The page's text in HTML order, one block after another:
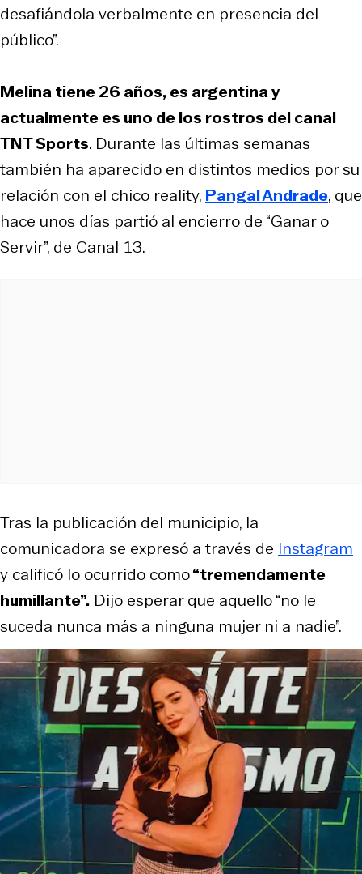
desafiándola verbalmente en presencia del
público”.
Melina tiene 26 años, es argentina y
actualmente es uno de los rostros del canal
TNT Sports. Durante las últimas semanas
también ha aparecido en distintos medios por su
relación con el chico reality, Pangal Andrade, que
hace unos días partió al encierro de “Ganar o
Servir”, de Canal 13.
Tras la publicación del municipio, la
comunicadora se expresó a través de Instagram
y calificó lo ocurrido como“tremendamente
humillante”. Dijo esperar que aquello “no le
suceda nunca más a ninguna mujer ni a nadie”.